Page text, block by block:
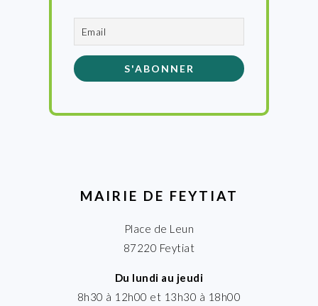
MAIRIE DE FEYTIAT
Place de Leun
87220 Feytiat
Du lundi au jeudi
8h30 à 12h00 et 13h30 à 18h00